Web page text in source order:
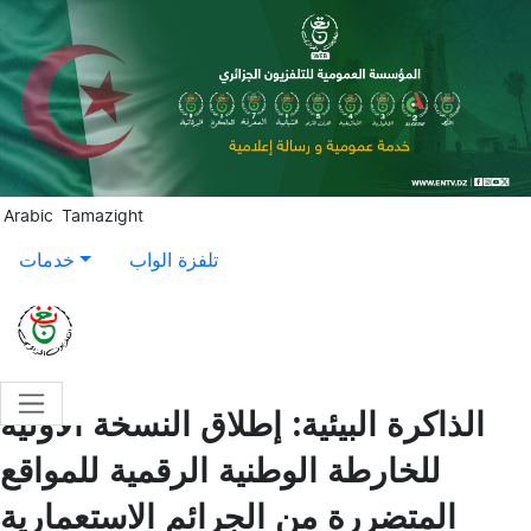
Aller au contenu principal
Arabic Tamazight
خدمات تلفزة الواب
الذاكرة البيئية: إطلاق النسخة الأولية
للخارطة الوطنية الرقمية للمواقع
المتضررة من الجرائم الاستعمارية